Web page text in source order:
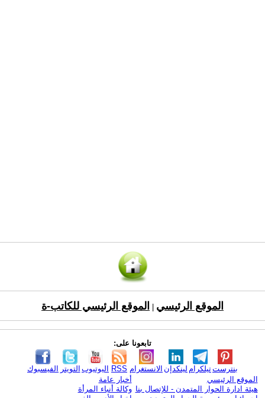
الموقع الرئيسي الموقع الرئيسي للكاتب-ة
تابعونا على:
الفيسبوك التويتر اليوتيوب RSS الانستغرام لينكدإن تيلكرامبنترست
الموقع الرئيسي
هيئة ادارة الحوار المتمدن - للإتصال بنا
أخبار عامة
وكالة أنباء المرأة